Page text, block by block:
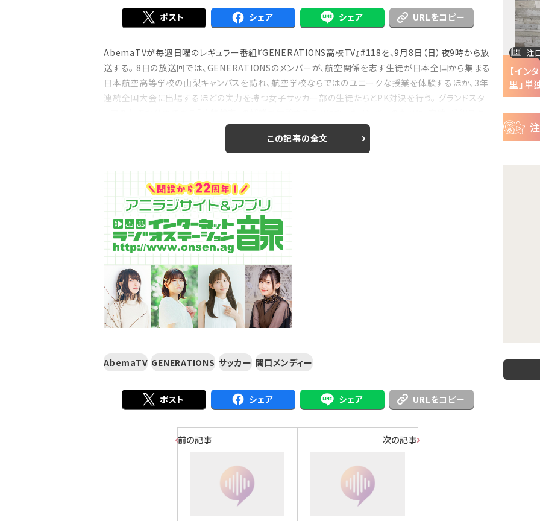
ポスト シェア シェア URLをコピー
AbemaTVが毎週日曜のレギュラー番組『GENERATIONS高校TV』#118を、9月8日（日）夜9時から放
送する。 8日の放送回では、GENERATIONSのメンバーが、航空関係を志す生徒が日本全国から集まる
日本航空高等学校の山梨キャンパスを訪れ、航空学校ならではのユニークな授業を体験するほか、3年
連続全国大会に出場するほどの実力を持つ女子サッカー部の生徒たちとPK対決を行う。 グランドスタ
この記事の全文
AbemaTV GENERATIONS サッカー 関口メンディー
ポスト シェア シェア URLをコピー
前の記事 次の記事
ス
注目の特集
【インタビュー】本仮屋ユイカ、ラジオ5年半で
たどり着いた”今”「...
注目の特集
【インタビュー】『株式会社マジルミエ』第2期の
声優・ファイルーズ...
注
【イン
里」単